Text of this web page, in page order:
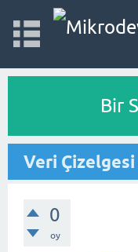
Bir
Veri Çizelgesi
0
oy